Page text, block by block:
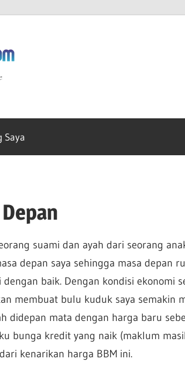
dot
Saya
suami dan ayah dari seorang
depan saya sehingga masa depan
dengan baik. Dengan kondisi ekonomi
membuat bulu kuduk saya semakin
didepan mata dengan harga baru
bunga kredit yang naik (maklum
kenarikan harga BBM ini.